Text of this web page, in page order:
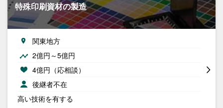
特殊印刷資材の製造
関東地方
2億円～5億円
4億円（応相談）
後継者不在
高い技術を有する